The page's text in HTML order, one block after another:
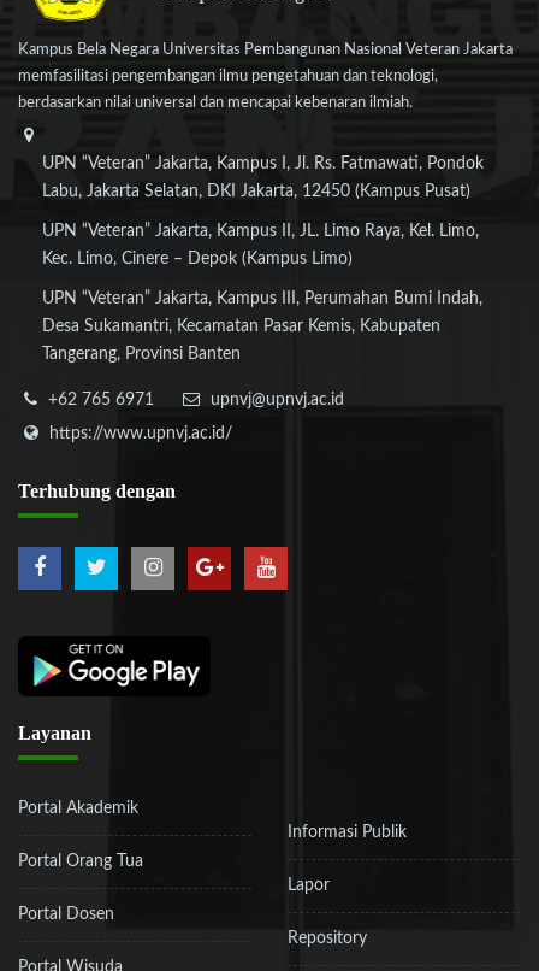
Kampus Bela Negara Universitas Pembangunan Nasional Veteran Jakarta
memfasilitasi pengembangan ilmu pengetahuan dan teknologi,
berdasarkan nilai universal dan mencapai kebenaran ilmiah.
UPN “Veteran” Jakarta, Kampus I, Jl. Rs. Fatmawati, Pondok
Labu, Jakarta Selatan, DKI Jakarta, 12450 (Kampus Pusat)
UPN “Veteran” Jakarta, Kampus II, JL. Limo Raya, Kel. Limo,
Kec. Limo, Cinere – Depok (Kampus Limo)
UPN “Veteran” Jakarta, Kampus III, Perumahan Bumi Indah,
Desa Sukamantri, Kecamatan Pasar Kemis, Kabupaten
Tangerang, Provinsi Banten
+62 765 6971
upnvj@upnvj.ac.id
https://www.upnvj.ac.id/
Terhubung dengan
Layanan
Portal Akademik
Portal Orang Tua
Portal Dosen
Portal Wisuda
Informasi Publik
Lapor
Repository